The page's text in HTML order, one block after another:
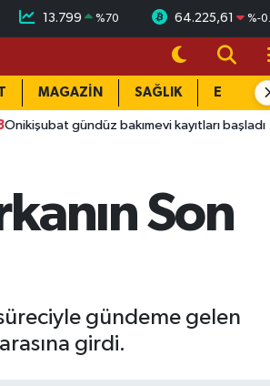
13.799 %70 64.225,61 %-
MAGAZİN SAĞLIK EĞİTİM
bakımevi kayıtları başladı 16:55
Son
süreciyle gündeme gelen
girdi.